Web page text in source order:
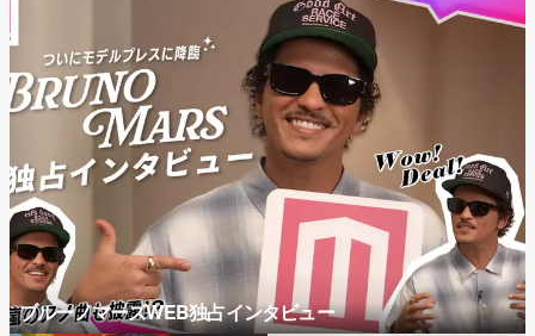
ブルーノマーズWEB独占インタビュー